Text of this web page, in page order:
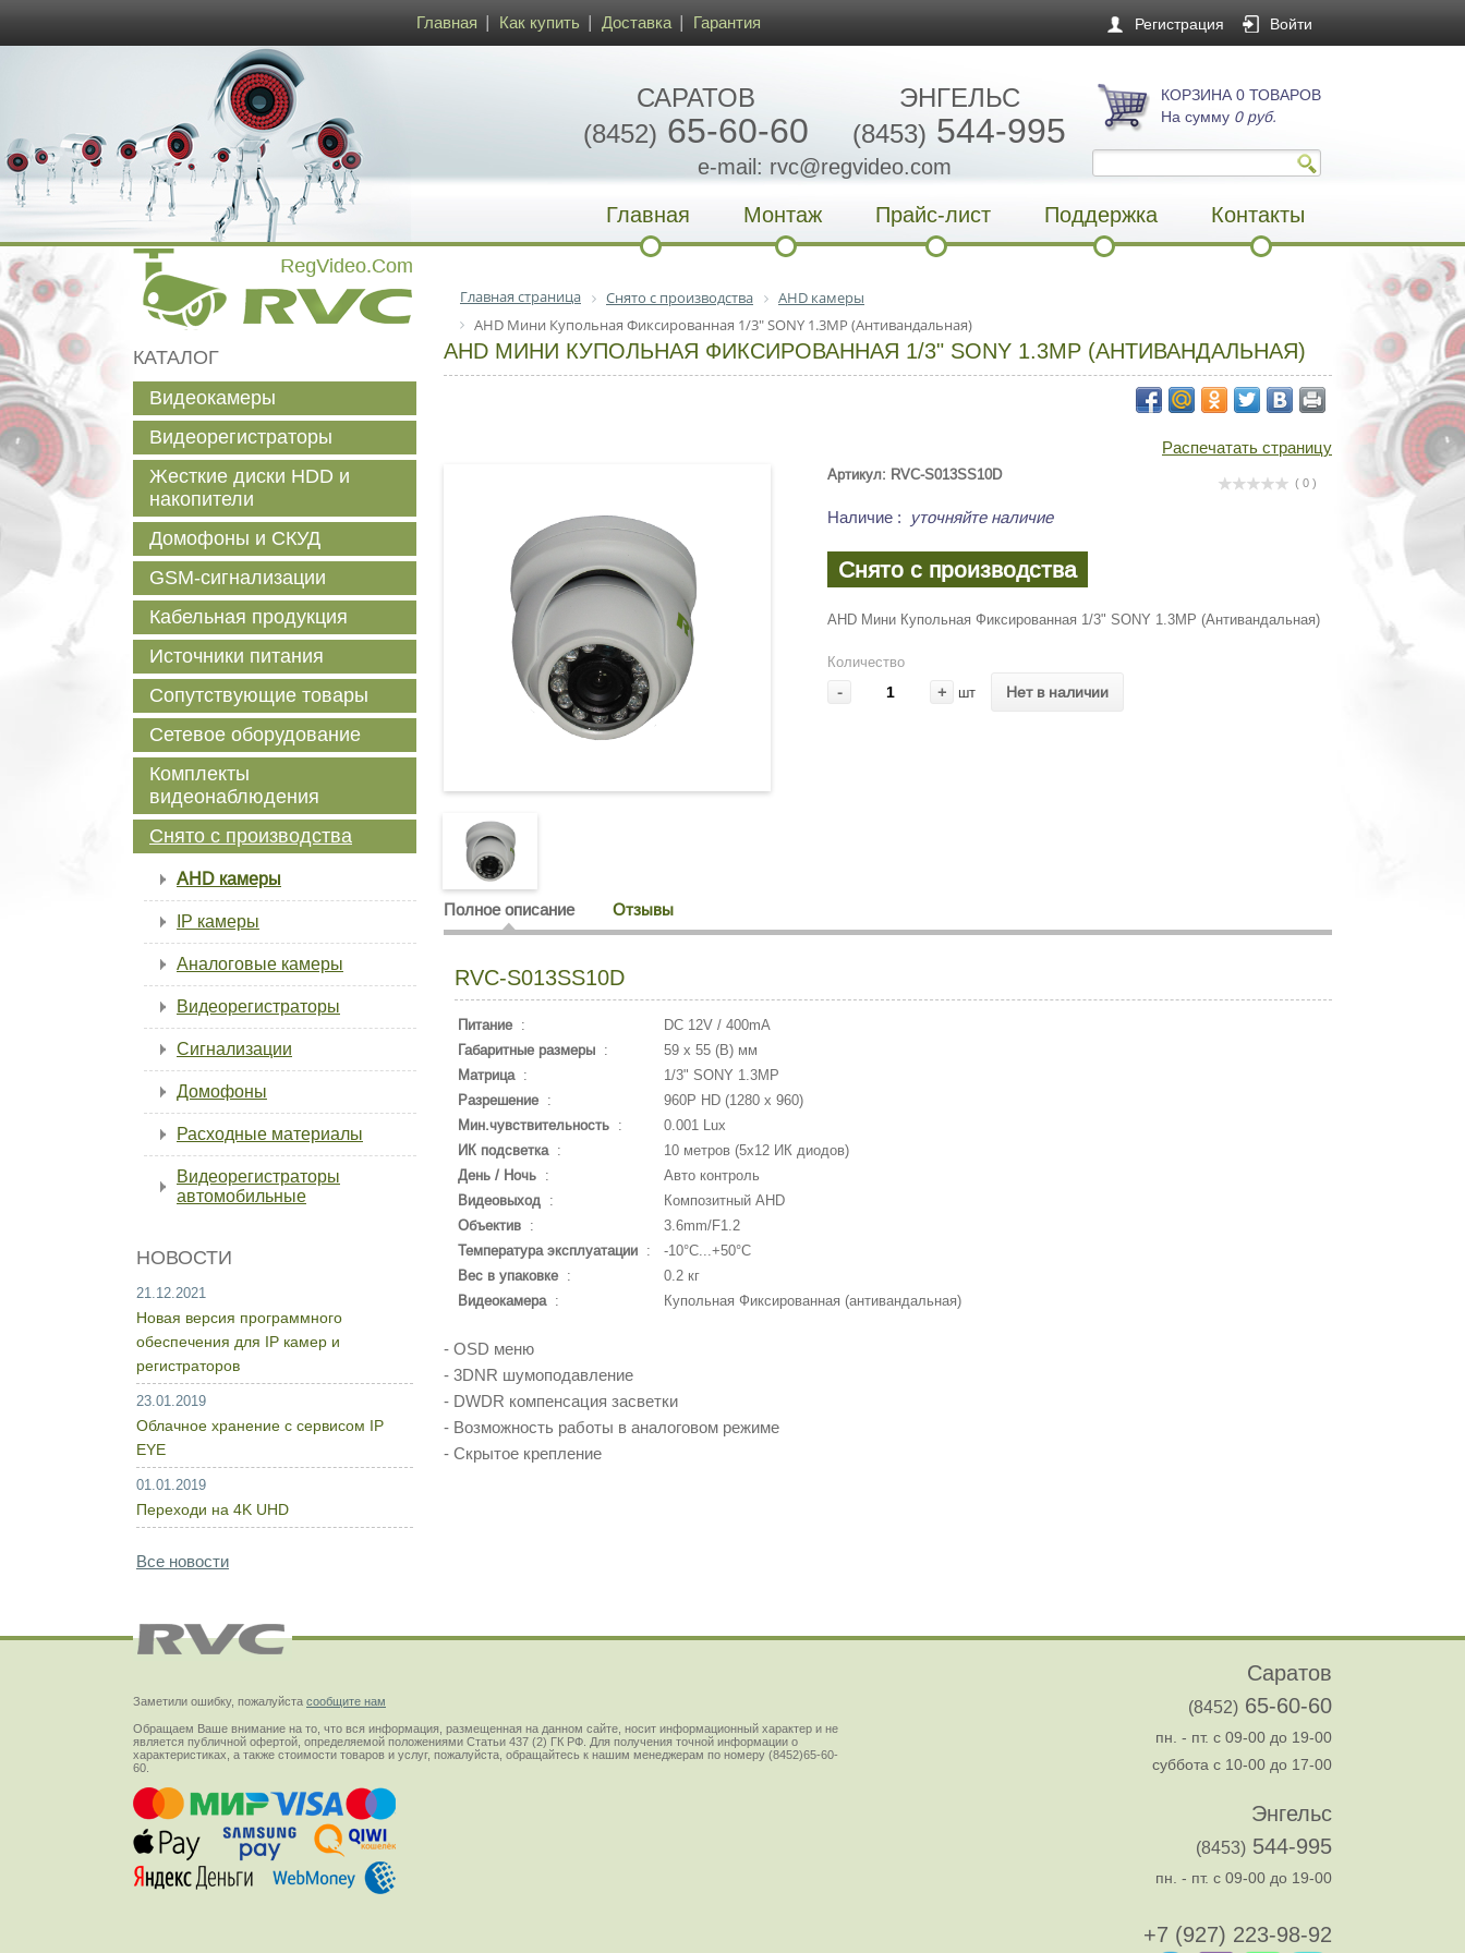
Главная Как купить Доставка Гарантия Регистрация Войти
САРАТОВ
(8452) 65-60-60
ЭНГЕЛЬС
(8453) 544-995
e-mail: rvc@regvideo.com
КОРЗИНА 0 ТОВАРОВ
На сумму 0 руб.
Главная Монтаж Прайс-лист Поддержка Контакты
Главная страница Снято с производства
AHD камеры
AHD Мини Купольная Фиксированная 1/3" SONY 1.3MP (Антивандальная)
AHD МИНИ КУПОЛЬНАЯ ФИКСИРОВАННАЯ 1/3" SONY 1.3MP (АНТИВАНДАЛЬНАЯ)
Распечатать страницу
( 0 )
Артикул: RVC-S013SS10D
Наличие : уточняйте наличие
Снято с производства
AHD Мини Купольная Фиксированная 1/3" SONY 1.3MP (Антивандальная)
Количество
- + шт Нет в наличии
Полное описание Отзывы
RVC-S013SS10D
Питание :
DC 12V / 400mA
Габаритные размеры :
59 х 55 (В) мм
Матрица:
1/3" SONY 1.3MP
Разрешение :
960P HD (1280 x 960)
Мин.чувствительность :
0.001 Lux
ИК подсветка:
10 метров (5х12 ИК диодов)
День / Ночь :
Авто контроль
Видеовыход :
Композитный AHD
Объектив :
3.6mm/F1.2
Температура эксплуатации :
-10°С...+50°С
Вес в упаковке :
0.2 кг
Видеокамера: Купольная Фиксированная (антивандальная)
- OSD меню
- 3DNR шумоподавление
- DWDR компенсация засветки
- Возможность работы в аналоговом режиме
- Скрытое крепление
КАТАЛОГ
Видеокамеры
Видеорегистраторы
Жесткие диски HDD и
накопители
Домофоны и СКУД
GSM-сигнализации
Кабельная продукция
Источники питания
Сопутствующие товары
Сетевое оборудование
Комплекты
видеонаблюдения
Снято с производства
AHD камеры
IP камеры
Аналоговые камеры
Видеорегистраторы
Сигнализации
Домофоны
Расходные материалы
Видеорегистраторы
автомобильные
НОВОСТИ
21.12.2021
Новая версия программного
обеспечения для IP камер и
регистраторов
23.01.2019
Облачное хранение с сервисом IP
EYE
01.01.2019
Переходи на 4K UHD
Все новости
Заметили ошибку, пожалуйста сообщите нам
Обращаем Ваше внимание на то, что вся информация, размещенная на данном сайте, носит информационный характер и не
является публичной офертой, определяемой положениями Статьи 437 (2) ГК РФ. Для получения точной информации о
характеристиках, а также стоимости товаров и услуг, пожалуйста, обращайтесь к нашим менеджерам по номеру (8452)65-60-
60.
Саратов
(8452) 65-60-60
пн. - пт. с 09-00 до 19-00
суббота с 10-00 до 17-00
Энгельс
(8453) 544-995
пн. - пт. с 09-00 до 19-00
+7 (927) 223-98-92